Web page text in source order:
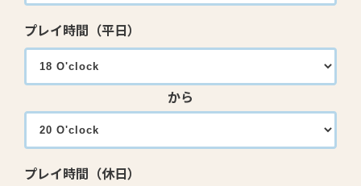
プレイ時間（平日）
から
プレイ時間（休日）